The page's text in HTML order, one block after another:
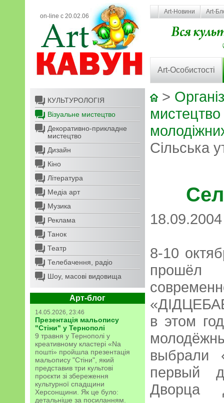
on-line с 20.02.06
Art-Новини Art-
Art-Особистості
КУЛЬТУРОЛОГІЯ
Візуальне мистецтво
Декоративно-прикладне
мистецтво
Дизайн
Кіно
Література
Медіа арт
Музика
Реклама
Танок
Театр
Телебачення, радіо
Шоу, масові видовища
Арт-блог
14.05.2026, 23:46
Презентація мальопису
"Стіни" у Тернополі
9 травня у Тернополі у
креативному кластері «Na
пошті» пройшла презентація
мальопису "Стіни", який
представив три культові
проєкти зі збереження
культурної спадщини
Херсонщини. Як це було:
детальніше за посиланням.
>
мистецтво
Сільська
18.09.2004
8-10
прошёл
в этом
выбрали
первый
Дворца